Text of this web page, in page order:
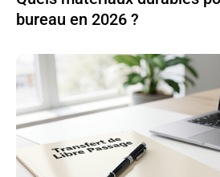
bureau en 2026 ?